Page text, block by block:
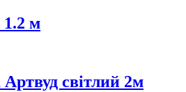
1.2 м
світлий 2м